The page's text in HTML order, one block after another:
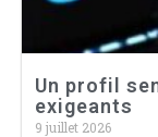
Un profil
exigeants
9 juillet 2026